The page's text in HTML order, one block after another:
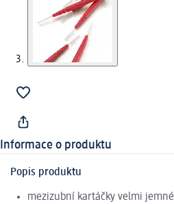
Informace o produktu
Popis produktu
mezizubní kartáčky velmi jemné